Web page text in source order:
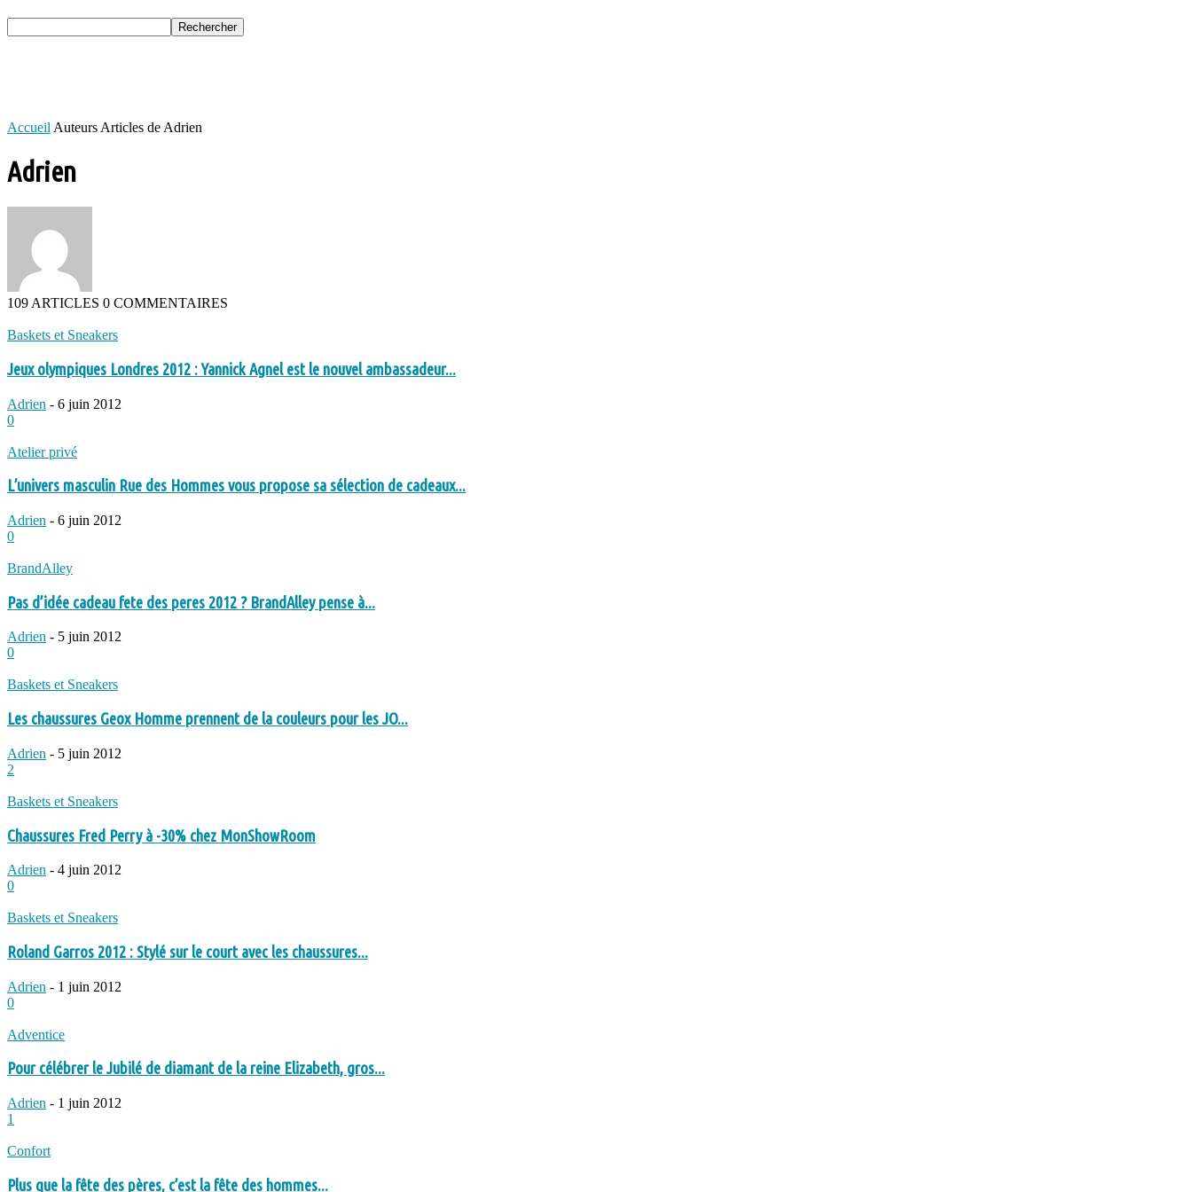
Accueil Auteurs Articles de Adrien
Adrien
109 ARTICLES 0 COMMENTAIRES
Baskets et Sneakers
Jeux olympiques Londres 2012 : Yannick Agnel est le nouvel ambassadeur...
Adrien - 6 juin 2012
0
Atelier privé
L’univers masculin Rue des Hommes vous propose sa sélection de cadeaux...
Adrien - 6 juin 2012
0
BrandAlley
Pas d’idée cadeau fete des peres 2012 ? BrandAlley pense à...
Adrien - 5 juin 2012
0
Baskets et Sneakers
Les chaussures Geox Homme prennent de la couleurs pour les JO...
Adrien - 5 juin 2012
2
Baskets et Sneakers
Chaussures Fred Perry à -30% chez MonShowRoom
Adrien - 4 juin 2012
0
Baskets et Sneakers
Roland Garros 2012 : Stylé sur le court avec les chaussures...
Adrien - 1 juin 2012
0
Adventice
Pour célébrer le Jubilé de diamant de la reine Elizabeth, gros...
Adrien - 1 juin 2012
1
Confort
Plus que la fête des pères, c’est la fête des hommes...